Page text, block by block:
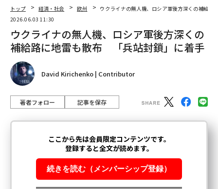
トップ 経済・社会 欧州
ウクライナの無人機、ロシア軍後方深くの補給
2026.06.03 11:30
ウクライナの無人機、ロシア軍後方深くの
補給路に地雷も散布 「兵站封鎖」に着手
David Kirichenko | Contributor
著者フォロー 記事を保存